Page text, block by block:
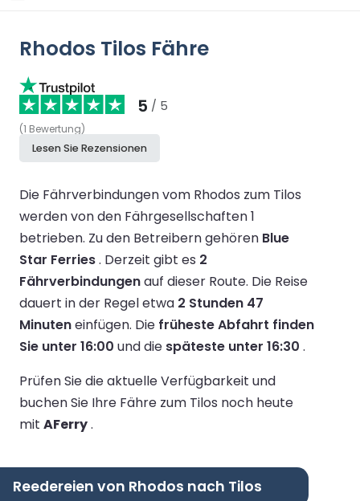
Rhodos Tilos Fähre
5 / 5
(1 Bewertung)
Lesen Sie Rezensionen
Die Fährverbindungen vom Rhodos zum Tilos
werden von den Fährgesellschaften 1
betrieben. Zu den Betreibern gehören Blue
Star Ferries. Derzeit gibt es 2
Fährverbindungenauf dieser Route. Die Reise
dauert in der Regel etwa 2 Stunden 47
Minuteneinfügen. Die früheste Abfahrt finden
Sie unter 16:00 und die späteste unter 16:30 .
Prüfen Sie die aktuelle Verfügbarkeit und
buchen Sie Ihre Fähre zum Tilos noch heute
mit AFerry.
Reedereien von Rhodos nach Tilos